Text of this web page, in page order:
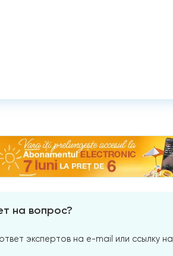
на вопрос?
экспертов на e-mail или ссылку на